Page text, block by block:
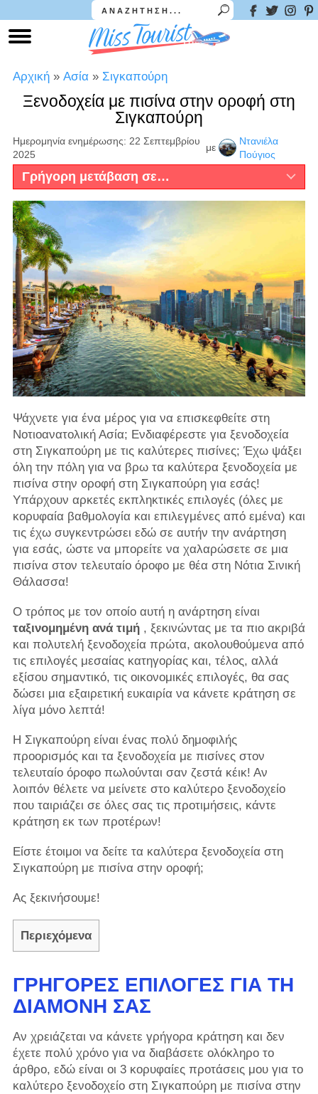
Αρχική » Ασία » Σιγκαπούρη
Ξενοδοχεία με πισίνα στην οροφή στη
Σιγκαπούρη
Ημερομηνία ενημέρωσης: 22 Σεπτεμβρίου
2025
με
Ντανιέλα
Πούγιος
Γρήγορη μετάβαση σε…
Ψάχνετε για ένα μέρος για να επισκεφθείτε στη
Νοτιοανατολική Ασία; Ενδιαφέρεστε για ξενοδοχεία
στη Σιγκαπούρη με τις καλύτερες πισίνες; Έχω ψάξει
όλη την πόλη για να βρω τα καλύτερα ξενοδοχεία με
πισίνα στην οροφή στη Σιγκαπούρη για εσάς!
Υπάρχουν αρκετές εκπληκτικές επιλογές (όλες με
κορυφαία βαθμολογία και επιλεγμένες από εμένα) και
τις έχω συγκεντρώσει εδώ σε αυτήν την ανάρτηση
για εσάς, ώστε να μπορείτε να χαλαρώσετε σε μια
πισίνα στον τελευταίο όροφο με θέα στη Νότια Σινική
Θάλασσα!
Ο τρόπος με τον οποίο αυτή η ανάρτηση είναι
ταξινομημένη ανά τιμή, ξεκινώντας με τα πιο ακριβά
και πολυτελή ξενοδοχεία πρώτα, ακολουθούμενα από
τις επιλογές μεσαίας κατηγορίας και, τέλος, αλλά
εξίσου σημαντικό, τις οικονομικές επιλογές, θα σας
δώσει μια εξαιρετική ευκαιρία να κάνετε κράτηση σε
λίγα μόνο λεπτά!
Η Σιγκαπούρη είναι ένας πολύ δημοφιλής
προορισμός και τα ξενοδοχεία με πισίνες στον
τελευταίο όροφο πωλούνται σαν ζεστά κέικ! Αν
λοιπόν θέλετε να μείνετε στο καλύτερο ξενοδοχείο
που ταιριάζει σε όλες σας τις προτιμήσεις, κάντε
κράτηση εκ των προτέρων!
Είστε έτοιμοι να δείτε τα καλύτερα ξενοδοχεία στη
Σιγκαπούρη με πισίνα στην οροφή;
Ας ξεκινήσουμε!
Περιεχόμενα
ΓΡΉΓΟΡΕΣ ΕΠΙΛΟΓΈΣ ΓΙΑ ΤΗ
ΔΙΑΜΟΝΉ ΣΑΣ
Αν χρειάζεται να κάνετε γρήγορα κράτηση και δεν
έχετε πολύ χρόνο για να διαβάσετε ολόκληρο το
άρθρο, εδώ είναι οι 3 κορυφαίες προτάσεις μου για το
καλύτερο ξενοδοχείο στη Σιγκαπούρη με πισίνα στην